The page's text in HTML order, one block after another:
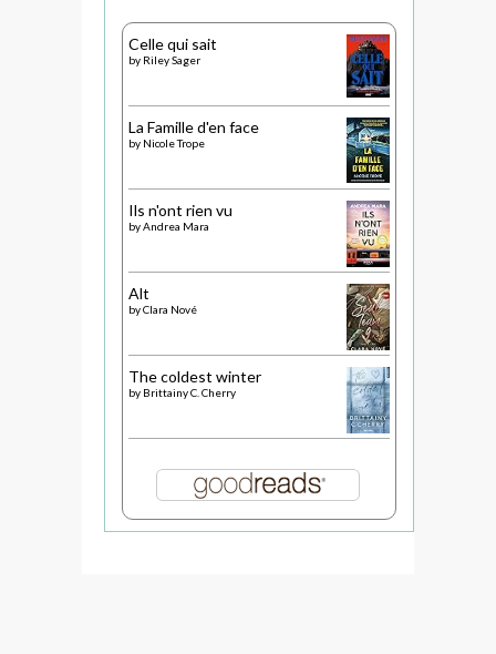
Celle qui sait
by Riley Sager
La Famille d'en face
by Nicole Trope
Ils n'ont rien vu
byAndrea Mara
Alt
byClara Nové
The coldest winter
by Brittainy C. Cherry